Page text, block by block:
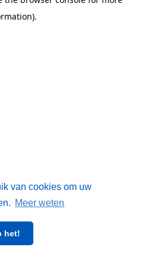
van cookies om uw
Meer weten
het!
.